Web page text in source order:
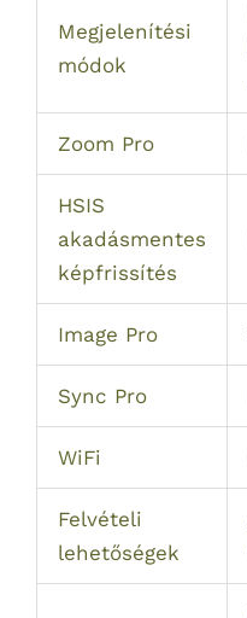
Megjelenítési
módok
Zoom Pro
HSIS
akadásmentes
képfrissítés
Image Pro
Sync Pro
WiFi
Felvételi
lehetőségek